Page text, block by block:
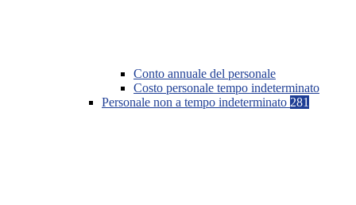
Conto annuale del personale
Costo personale tempo indeterminato
Personale non a tempo indeterminato 281